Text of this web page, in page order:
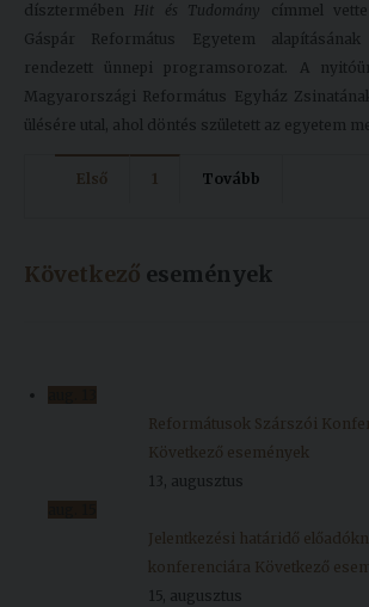
dísztermében Hit és Tudomány címmel
Gáspár Református Egyetem
rendezett ünnepi programsorozat. A
Magyarországi Református Egyház
ülésére utal, ahol döntés született az egyetem
Első 1 Tovább
Következő események
Reformátusok Szárszói
Következő események
13, augusztus
Jelentkezési határidő
konferenciára Következő
15, augusztus